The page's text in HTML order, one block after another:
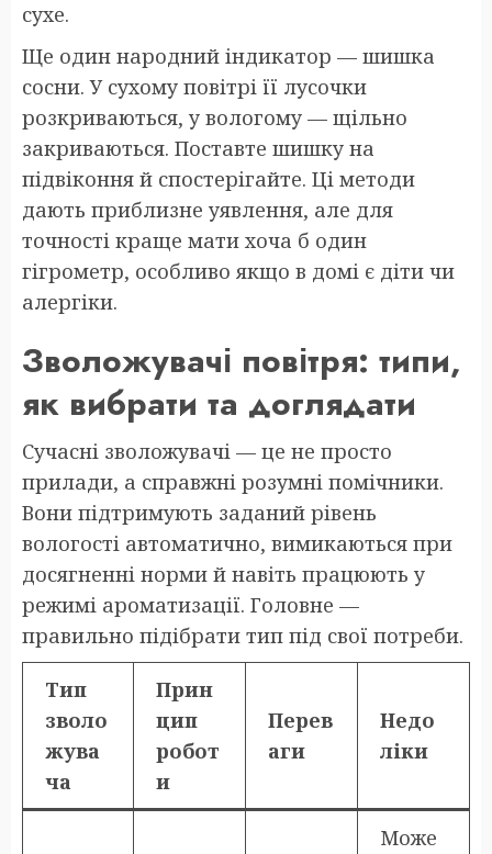
сухе.
Ще один народний індикатор — шишка
сосни. У сухому повітрі її лусочки
розкриваються, у вологому — щільно
закриваються. Поставте шишку на
підвіконня й спостерігайте. Ці методи
дають приблизне уявлення, але для
точності краще мати хоча б один
гігрометр, особливо якщо в домі є діти чи
алергіки.
Зволожувачі повітря: типи,
як вибрати та доглядати
Сучасні зволожувачі — це не просто
прилади, а справжні розумні помічники.
Вони підтримують заданий рівень
вологості автоматично, вимикаються при
досягненні норми й навіть працюють у
режимі ароматизації. Головне —
правильно підібрати тип під свої потреби.
Тип
зволо
жува
ча
Прин
цип
робот
и
Перев
аги
Недо
ліки
Може